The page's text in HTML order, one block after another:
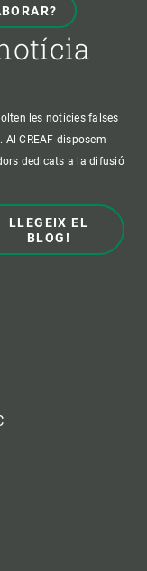
les notícies falses
CREAF disposem
dedicats a la difusió
LLEGEIX EL
BLOG!